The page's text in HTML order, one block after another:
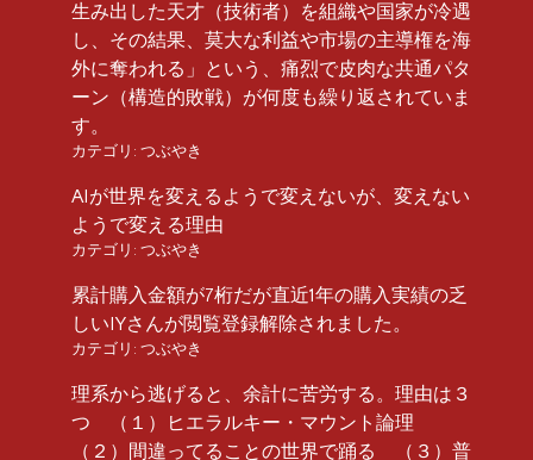
生み出した天才（技術者）を組織や国家が冷遇
し、その結果、莫大な利益や市場の主導権を海
外に奪われる」という、痛烈で皮肉な共通パタ
ーン（構造的敗戦）が何度も繰り返されていま
す。
カテゴリ: つぶやき
AIが世界を変えるようで変えないが、変えない
ようで変える理由
カテゴリ: つぶやき
累計購入金額が7桁だが直近1年の購入実績の乏
しいIYさんが閲覧登録解除されました。
カテゴリ: つぶやき
理系から逃げると、余計に苦労する。理由は３
つ （１）ヒエラルキー・マウント論理
（２）間違ってることの世界で踊る （３）普